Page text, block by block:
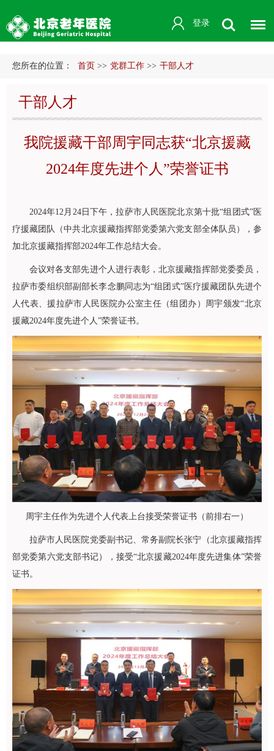
登录
您所在的位置： 首页 >> 党群工作 >> 干部人才
干部人才
我院援藏干部周宇同志获“北京援藏
2024年度先进个人”荣誉证书
2024年12月24日下午，拉萨市人民医院北京第十批“组团式”医
疗援藏团队（中共北京援藏指挥部党委第六党支部全体队员），参
加北京援藏指挥部2024年工作总结大会。
会议对各支部先进个人进行表彰，北京援藏指挥部党委委员，
拉萨市委组织部副部长李念鹏同志为“组团式”医疗援藏团队先进个
人代表、援拉萨市人民医院办公室主任（组团办）周宇颁发“北京
援藏2024年度先进个人”荣誉证书。
周宇主任作为先进个人代表上台接受荣誉证书（前排右一）
拉萨市人民医院党委副书记、常务副院长张宁（北京援藏指挥
部党委第六党支部书记），接受“北京援藏2024年度先进集体”荣誉
证书。